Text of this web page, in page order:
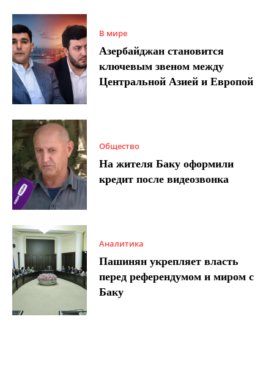
В мире
Азербайджан становится
ключевым звеном между
Центральной Азией и Европой
Общество
На жителя Баку оформили
кредит после видеозвонка
Аналитика
Пашинян укрепляет власть
перед референдумом и миром с
Баку